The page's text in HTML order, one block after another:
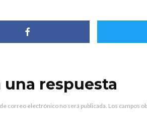
una respuesta
correo electrónico no será publicada. Los campos